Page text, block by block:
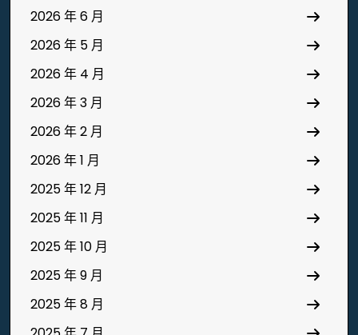
2026 年 6 月
2026 年 5 月
2026 年 4 月
2026 年 3 月
2026 年 2 月
2026 年 1 月
2025 年 12 月
2025 年 11 月
2025 年 10 月
2025 年 9 月
2025 年 8 月